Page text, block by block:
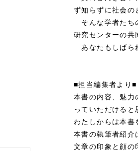
ず知らずに社会の
そんな学者たち
研究センターの共
あなたもしばら
■担当編集者より■
本書の内容、魅力
っていただけると
わたしからは本書
本書の執筆者紹介
文章の印象と顔の